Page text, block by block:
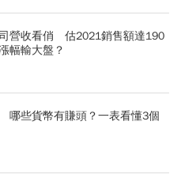
營收看俏 估2021銷售額達190
幅輸大盤？
哪些貨幣有賺頭？一表看懂3個